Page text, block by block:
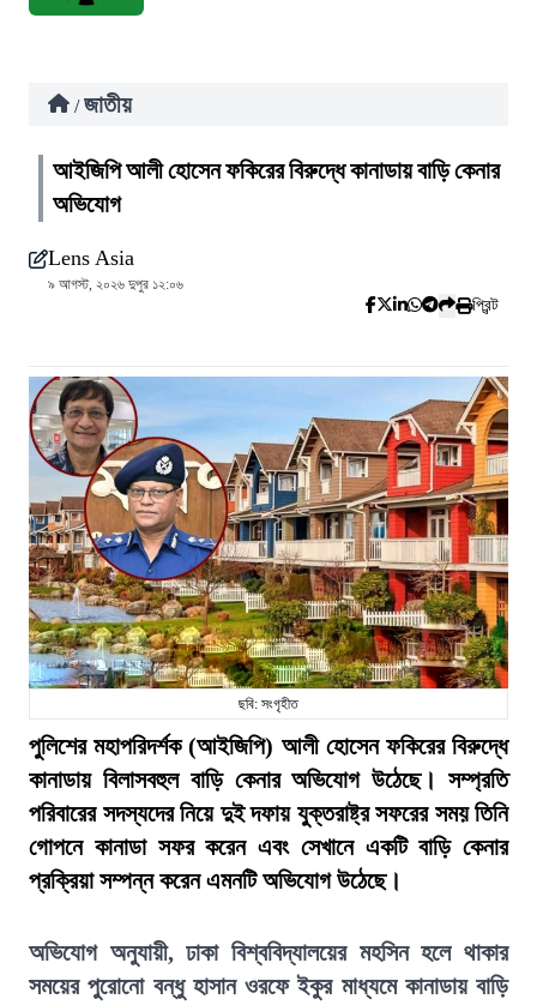
/ জাতীয়
আইজিপি আলী হোসেন ফকিরের বিরুদ্ধে কানাডায় বাড়ি কেনার
অভিযোগ
Lens Asia
৯ আগস্ট, ২০২৬ দুপুর ১২:০৬
প্রিন্ট
ছবি: সংগৃহীত
পুলিশের মহাপরিদর্শক (আইজিপি) আলী হোসেন ফকিরের বিরুদ্ধে
কানাডায় বিলাসবহুল বাড়ি কেনার অভিযোগ উঠেছে। সম্প্রতি
পরিবারের সদস্যদের নিয়ে দুই দফায় যুক্তরাষ্ট্র সফরের সময় তিনি
গোপনে কানাডা সফর করেন এবং সেখানে একটি বাড়ি কেনার
প্রক্রিয়া সম্পন্ন করেন এমনটি অভিযোগ উঠেছে।
অভিযোগ অনুযায়ী, ঢাকা বিশ্ববিদ্যালয়ের মহসিন হলে থাকার
সময়ের পুরোনো বন্ধু হাসান ওরফে ইকুর মাধ্যমে কানাডায় বাড়ি